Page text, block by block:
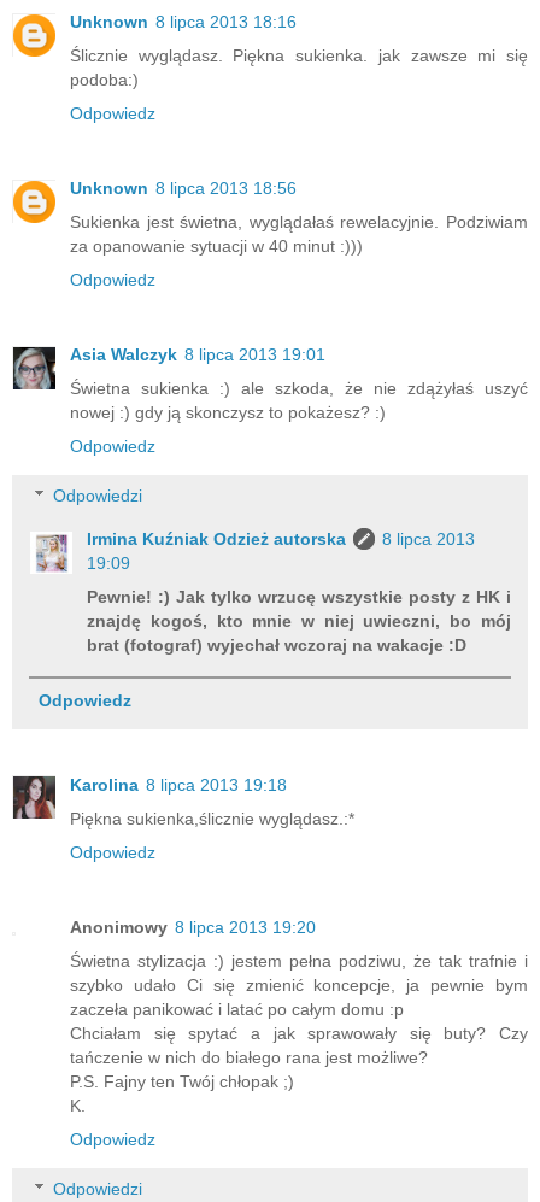
Unknown 8 lipca 2013 18:16
Ślicznie wyglądasz. Piękna sukienka. jak zawsze mi się
podoba:)
Odpowiedz
Unknown 8 lipca 2013 18:56
Sukienka jest świetna, wyglądałaś rewelacyjnie. Podziwiam
za opanowanie sytuacji w 40 minut :)))
Odpowiedz
Asia Walczyk 8 lipca 2013 19:01
Świetna sukienka :) ale szkoda, że nie zdążyłaś uszyć
nowej :) gdy ją skonczysz to pokażesz? :)
Odpowiedz
Odpowiedzi
Irmina Kuźniak Odzież autorska
8 lipca 2013
19:09
Pewnie! :) Jak tylko wrzucę wszystkie posty z HK i
znajdę kogoś, kto mnie w niej uwieczni, bo mój
brat (fotograf) wyjechał wczoraj na wakacje :D
Odpowiedz
Karolina 8 lipca 2013 19:18
Piękna sukienka,ślicznie wyglądasz.:*
Odpowiedz
Anonimowy 8 lipca 2013 19:20
Świetna stylizacja :) jestem pełna podziwu, że tak trafnie i
szybko udało Ci się zmienić koncepcje, ja pewnie bym
zaczeła panikować i latać po całym domu :p
Chciałam się spytać a jak sprawowały się buty? Czy
tańczenie w nich do białego rana jest możliwe?
P.S. Fajny ten Twój chłopak ;)
K.
Odpowiedz
Odpowiedzi